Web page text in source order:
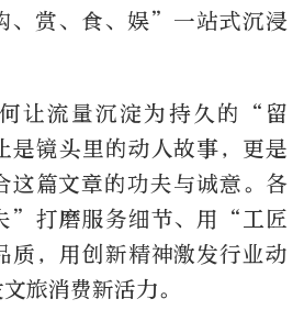
、赏、食、娱”一站式沉浸
何让流量沉淀为持久的“留
镜头里的动人故事，更是
这篇文章的功夫与诚意。各
”打磨服务细节、用“工匠
，用创新精神激发行业动
旅消费新活力。